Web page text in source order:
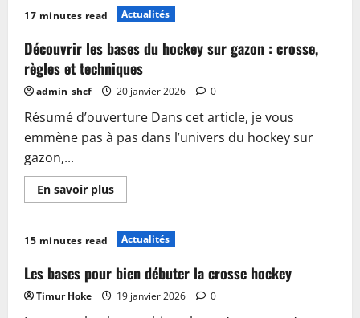
Tout
savoir
la
culotte
de
hockey
pour
bien
choisir
son
équipement
17 minutes read Actualités
Découvrir les bases du hockey sur gazon : crosse,
règles et techniques
admin_shcf 20 janvier 2026 0
Résumé d’ouverture Dans cet article, je vous
emmène pas à pas dans l’univers du hockey sur
gazon,...
En savoir plusEn
savoir
Découvrir
les
du
hockey
sur
gazon
15 minutes read Actualités
Les bases pour bien débuter la crosse hockey
Timur Hoke 19 janvier 2026 0